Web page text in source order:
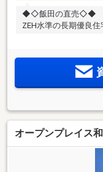
◆◇飯田の直売◇◆
ZEH水準の長期優良住
オープンプレイス